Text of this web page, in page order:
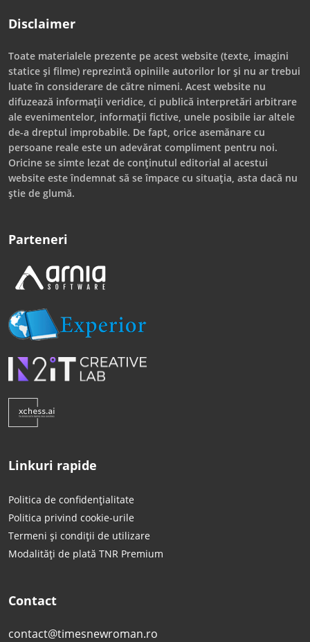
Disclaimer
Toate materialele prezente pe acest website (texte, imagini
statice și filme) reprezintă opiniile autorilor lor și nu ar trebui
luate în considerare de către nimeni. Acest website nu
difuzează informații veridice, ci publică interpretări arbitrare
ale evenimentelor, informații fictive, unele posibile iar altele
de-a dreptul improbabile. De fapt, orice asemănare cu
persoane reale este un adevărat compliment pentru noi.
Oricine se simte lezat de conținutul editorial al acestui
website este îndemnat să se împace cu situația, asta dacă nu
știe de glumă.
Parteneri
Linkuri rapide
Politica de confidențialitate
Politica privind cookie-urile
Termeni și condiții de utilizare
Modalități de plată TNR Premium
Contact
contact@timesnewroman.ro